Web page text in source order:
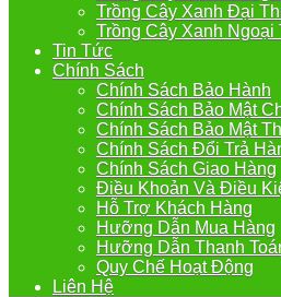
Trồng Cây Xanh Đại
Trồng Cây Xanh Ngoại
Tin Tức
Chính Sách
Chính Sách Bảo Hành
Chính Sách Bảo Mật
Chính Sách Bảo Mật
Chính Sách Đổi Trả
Chính Sách Giao Hàng
Điều Khoản Và Điều
Hỗ Trợ Khách Hàng
Hưỡng Dẫn Mua Hàng
Hưỡng Dẫn Thanh
Quy Chế Hoạt Động
Liên Hệ